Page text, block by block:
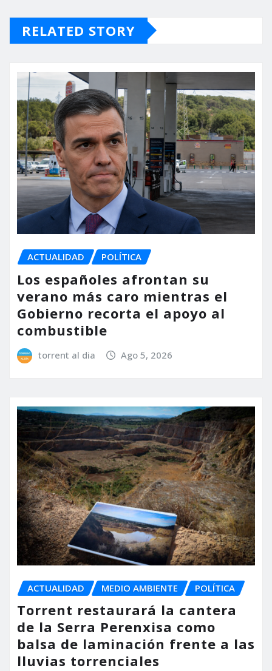
RELATED STORY
ACTUALIDAD POLÍTICA
Los españoles afrontan su
verano más caro mientras el
Gobierno recorta el apoyo al
combustible
torrent al dia Ago 5, 2026
ACTUALIDAD MEDIO AMBIENTE POLÍTICA
Torrent restaurará la cantera
de la Serra Perenxisa como
balsa de laminación frente a las
lluvias torrenciales